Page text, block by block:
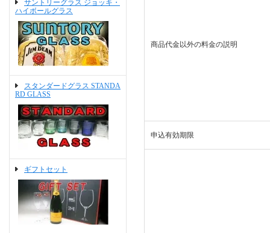
サントリーグラス ジョッキ・
ハイボールグラス
スタンダードグラス STANDA
RD GLASS
ギフトセット
商品代金以外の料金の説明
申込有効期限